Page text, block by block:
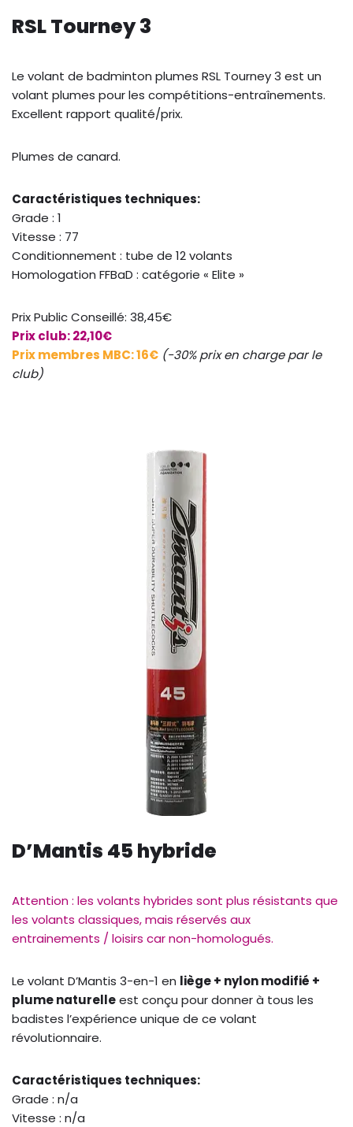
RSL Tourney 3
Le volant de badminton plumes RSL Tourney 3 est un
volant plumes pour les compétitions-entraînements.
Excellent rapport qualité/prix.
Plumes de canard.
Caractéristiques techniques:
Grade : 1
Vitesse : 77
Conditionnement : tube de 12 volants
Homologation FFBaD : catégorie « Elite »
Prix Public Conseillé: 38,45€
Prix club: 22,10€
Prix membres MBC: 16€ (-30% prix en charge par le
club)
D’Mantis 45 hybride
Attention : les volants hybrides sont plus résistants que
les volants classiques, mais réservés aux
entrainements / loisirs car non-homologués.
Le volant D’Mantis 3-en-1 en liège + nylon modifié +
plume naturelleest conçu pour donner à tous les
badistes l’expérience unique de ce volant
révolutionnaire.
Caractéristiques techniques:
Grade : n/a
Vitesse : n/a